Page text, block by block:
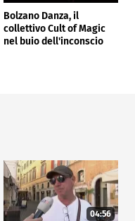
Bolzano Danza, il
collettivo Cult of Magic
nel buio dell'inconscio
04:56